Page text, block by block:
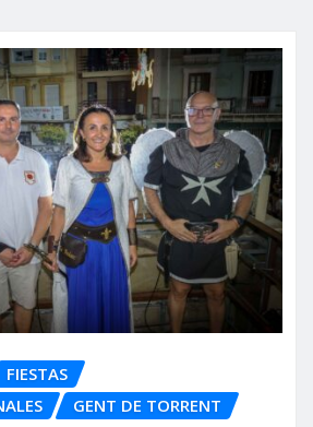
FIESTAS
GENT DE TORRENT